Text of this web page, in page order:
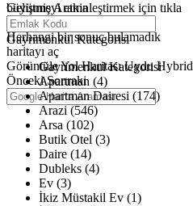
büyütmeyi etkinleştirmek için tıkla
Haritalar yükleniyor
Herhangi bir sonuç bulamadık
haritayı aç
GörüntüleYol Haritası Uydu Hybrid
Önceki Sonraki
Gelişmiş Arama
Gayrimenkul Kategorisi
Gayrimenkul Kategorisi
Apartman (4)
Apartman Dairesi (174)
Arazi (546)
Arsa (102)
Butik Otel (3)
Daire (14)
Dubleks (4)
Ev (3)
İkiz Müstakil Ev (1)